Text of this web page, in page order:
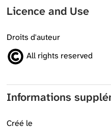
Licence and Use
Droits d'auteur
All rights reserved
Informations
Créé le